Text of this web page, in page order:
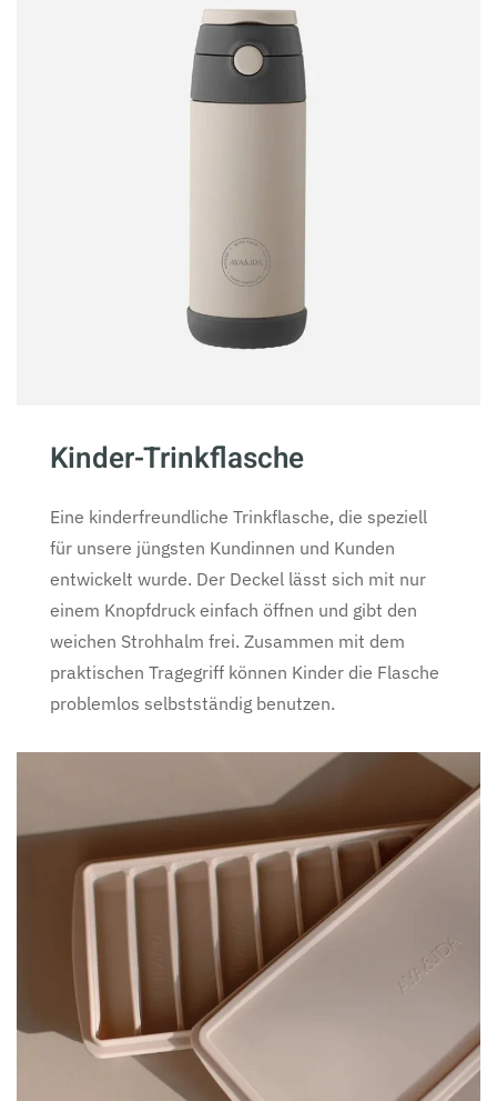
Kinder-Trinkflasche
Eine kinderfreundliche Trinkflasche, die speziell
für unsere jüngsten Kundinnen und Kunden
entwickelt wurde. Der Deckel lässt sich mit nur
einem Knopfdruck einfach öffnen und gibt den
weichen Strohhalm frei. Zusammen mit dem
praktischen Tragegriff können Kinder die Flasche
problemlos selbstständig benutzen.